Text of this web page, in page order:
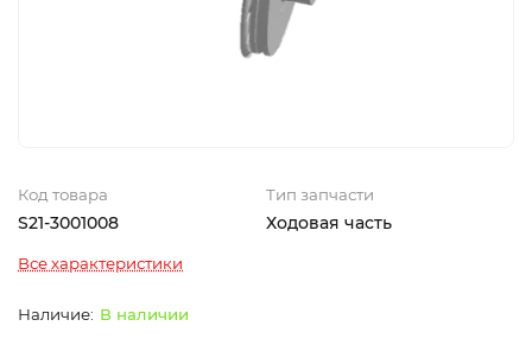
Код товара
S21-3001008
Тип запчасти
Ходовая часть
Все характеристики
В наличии